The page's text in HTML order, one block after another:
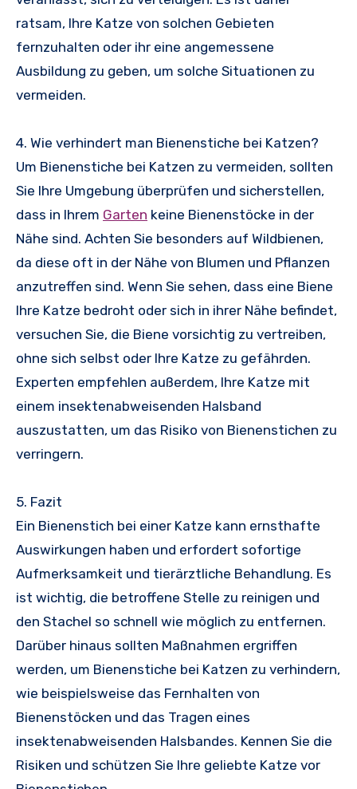
ratsam, Ihre Katze von solchen Gebieten
fernzuhalten oder ihr eine angemessene
Ausbildung zu geben, um solche Situationen zu
vermeiden.
4. Wie verhindert man Bienenstiche bei Katzen?
Um Bienenstiche bei Katzen zu vermeiden, sollten
Sie Ihre Umgebung überprüfen und sicherstellen,
dass in Ihrem Garten keine Bienenstöcke in der
Nähe sind. Achten Sie besonders auf Wildbienen,
da diese oft in der Nähe von Blumen und Pflanzen
anzutreffen sind. Wenn Sie sehen, dass eine Biene
Ihre Katze bedroht oder sich in ihrer Nähe befindet,
versuchen Sie, die Biene vorsichtig zu vertreiben,
ohne sich selbst oder Ihre Katze zu gefährden.
Experten empfehlen außerdem, Ihre Katze mit
einem insektenabweisenden Halsband
auszustatten, um das Risiko von Bienenstichen zu
verringern.
5. Fazit
Ein Bienenstich bei einer Katze kann ernsthafte
Auswirkungen haben und erfordert sofortige
Aufmerksamkeit und tierärztliche Behandlung. Es
ist wichtig, die betroffene Stelle zu reinigen und
den Stachel so schnell wie möglich zu entfernen.
Darüber hinaus sollten Maßnahmen ergriffen
werden, um Bienenstiche bei Katzen zu verhindern,
wie beispielsweise das Fernhalten von
Bienenstöcken und das Tragen eines
insektenabweisenden Halsbandes. Kennen Sie die
Risiken und schützen Sie Ihre geliebte Katze vor